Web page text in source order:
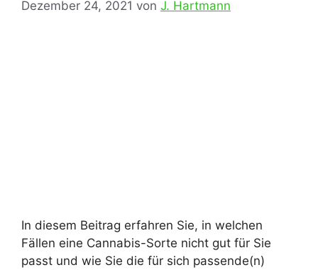
Dezember 24, 2021 von J. Hartmann
In diesem Beitrag erfahren Sie, in welchen
Fällen eine Cannabis-Sorte nicht gut für Sie
passt und wie Sie die für sich passende(n)